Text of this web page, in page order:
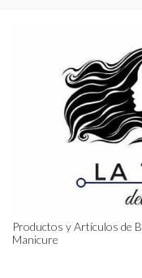
Productos y Artículos de
Manicure